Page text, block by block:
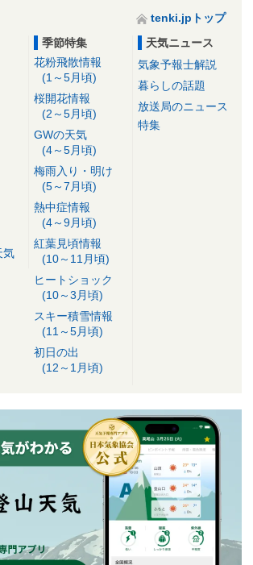
tenki.jpトップ
気
季節特集
花粉飛散情報
(1～5月頃)
桜開花情報
(2～5月頃)
GWの天気
(4～5月頃)
梅雨入り・明け
(5～7月頃)
熱中症情報
(4～9月頃)
紅葉見頃情報
(10～11月頃)
ヒートショック
(10～3月頃)
スキー積雪情報
(11～5月頃)
初日の出
(12～1月頃)
天気ニュース
気象予報士解説
暮らしの話題
放送局のニュース
特集